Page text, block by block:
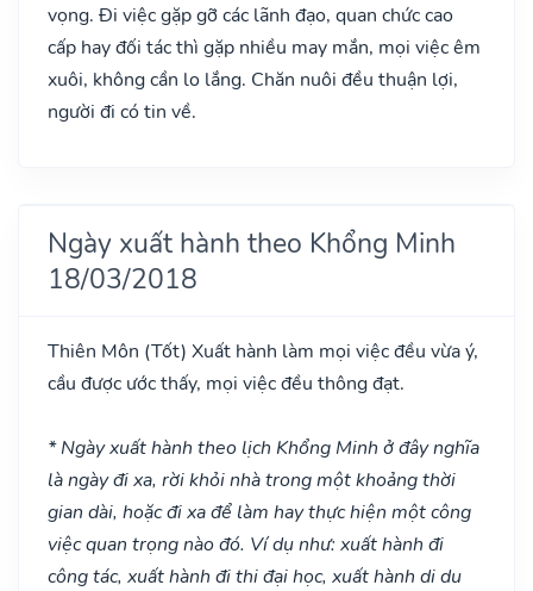
vọng. Đi việc gặp gỡ các lãnh đạo, quan chức cao
cấp hay đối tác thì gặp nhiều may mắn, mọi việc êm
xuôi, không cần lo lắng. Chăn nuôi đều thuận lợi,
người đi có tin về.
Ngày xuất hành theo Khổng Minh
18/03/2018
Thiên Môn (Tốt) Xuất hành làm mọi việc đều vừa ý,
cầu được ước thấy, mọi việc đều thông đạt.
* Ngày xuất hành theo lịch Khổng Minh ở đây nghĩa
là ngày đi xa, rời khỏi nhà trong một khoảng thời
gian dài, hoặc đi xa để làm hay thực hiện một công
việc quan trọng nào đó. Ví dụ như: xuất hành đi
công tác, xuất hành đi thi đại học, xuất hành di du